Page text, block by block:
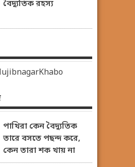
বৈদ্যুতিক রহস্য
পাখিরা কেন বৈদ্যুতিক
তারে বসতে পছন্দ করে,
কেন তারা শক খায় না